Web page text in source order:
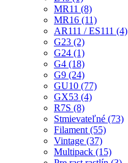
MR11 (8)
MR16 (11)
AR111 / ES111 (4)
G23 (2)
G24 (1)
G4 (18)
G9 (24)
GU10 (77)
GX53 (4)
R7S (8)
Stmievateľné (73)
Filament (55)
Vintage (37)
Multipack (15)